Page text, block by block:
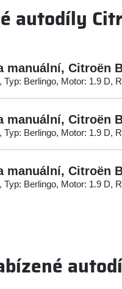
autodíly
manuální, Citroën
Typ: Berlingo, Motor: 1.9 D,
manuální, Citroën
Typ: Berlingo, Motor: 1.9 D,
manuální, Citroën
Typ: Berlingo, Motor: 1.9 D,